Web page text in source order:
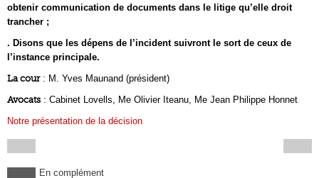
obtenir communication de documents dans le litige qu’elle droit
trancher ;
. Disons que les dépens de l’incident suivront le sort de ceux de
l’instance principale.
La cour: M. Yves Maunand (président)
Avocats : Cabinet Lovells, Me Olivier Iteanu, Me Jean Philippe Honnet
Notre présentation de la décision
En complément